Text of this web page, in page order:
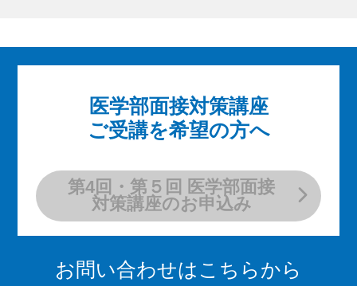
医学部面接対策講座
ご受講を希望の方へ
第4回・第５回 医学部面接
対策講座のお申込み
お問い合わせはこちらから